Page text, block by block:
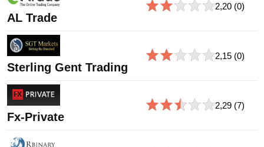
AL Trade
2,20 (0)
Sterling Gent Trading
2,15 (0)
Fx-Private
2,29 (7)